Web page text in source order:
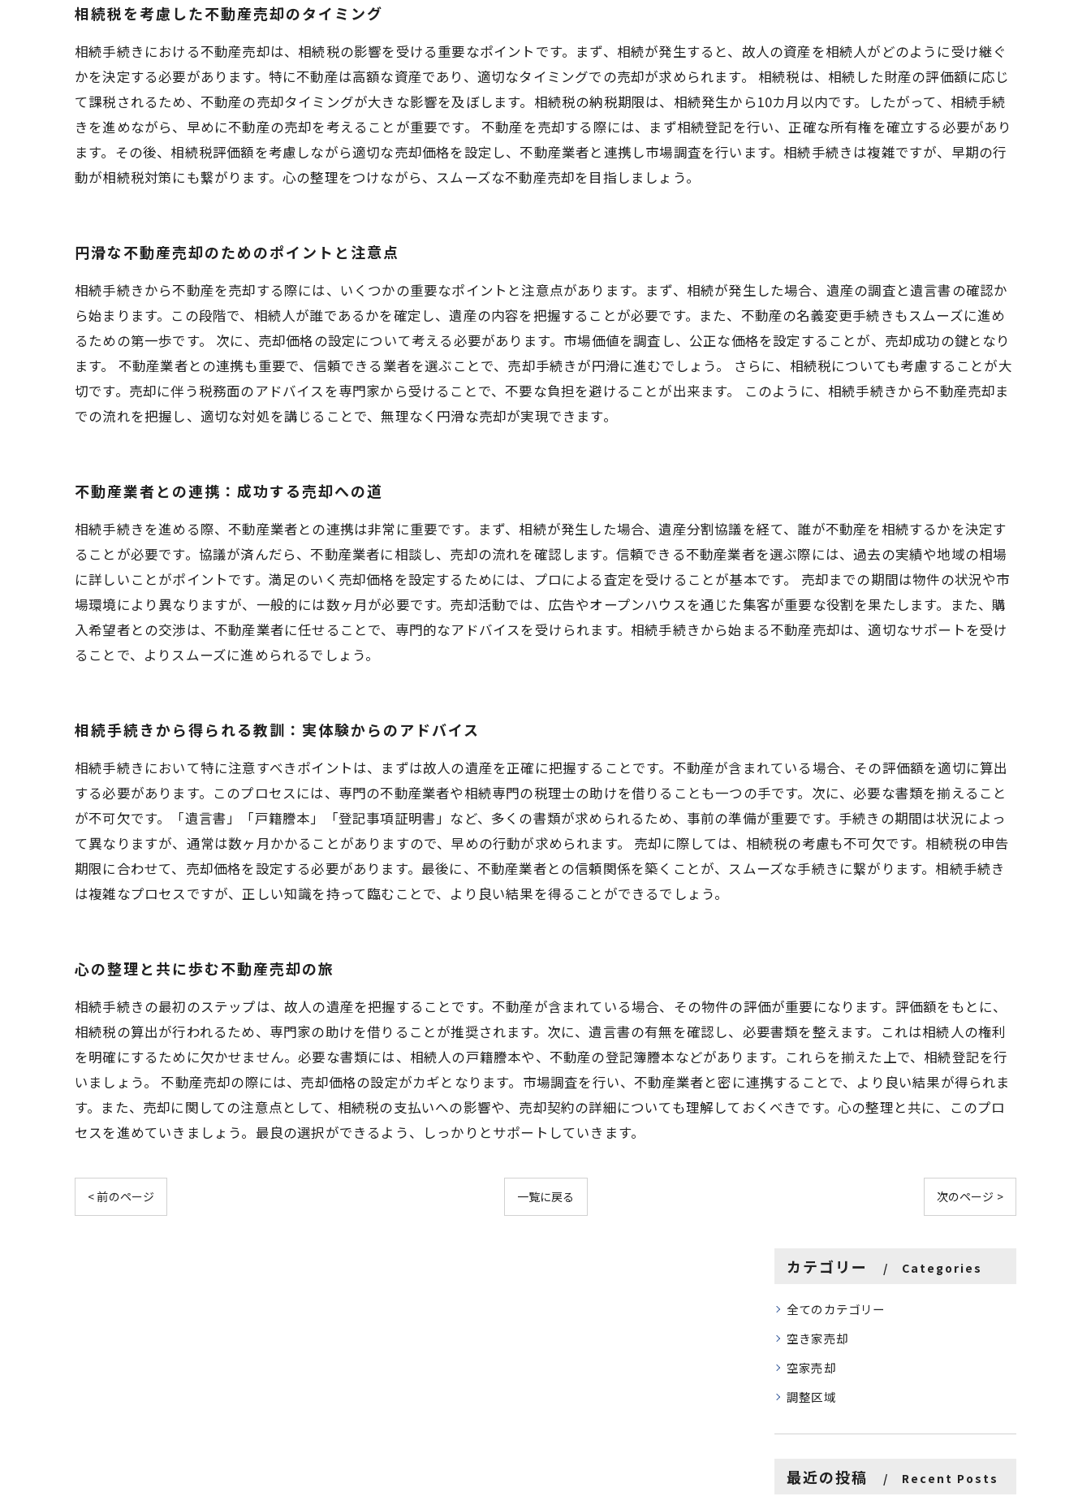
相続税を考慮した不動産売却のタイミング
相続手続きにおける不動産売却は、相続税の影響を受ける重要なポイントです。まず、相続が発生すると、故人の資産を相続人がどのように受け継ぐ
かを決定する必要があります。特に不動産は高額な資産であり、適切なタイミングでの売却が求められます。 相続税は、相続した財産の評価額に応じ
て課税されるため、不動産の売却タイミングが大きな影響を及ぼします。相続税の納税期限は、相続発生から10カ月以内です。したがって、相続手続
きを進めながら、早めに不動産の売却を考えることが重要です。 不動産を売却する際には、まず相続登記を行い、正確な所有権を確立する必要があり
ます。その後、相続税評価額を考慮しながら適切な売却価格を設定し、不動産業者と連携し市場調査を行います。相続手続きは複雑ですが、早期の行
動が相続税対策にも繋がります。心の整理をつけながら、スムーズな不動産売却を目指しましょう。
円滑な不動産売却のためのポイントと注意点
相続手続きから不動産を売却する際には、いくつかの重要なポイントと注意点があります。まず、相続が発生した場合、遺産の調査と遺言書の確認か
ら始まります。この段階で、相続人が誰であるかを確定し、遺産の内容を把握することが必要です。また、不動産の名義変更手続きもスムーズに進め
るための第一歩です。 次に、売却価格の設定について考える必要があります。市場価値を調査し、公正な価格を設定することが、売却成功の鍵となり
ます。 不動産業者との連携も重要で、信頼できる業者を選ぶことで、売却手続きが円滑に進むでしょう。 さらに、相続税についても考慮することが大
切です。売却に伴う税務面のアドバイスを専門家から受けることで、不要な負担を避けることが出来ます。 このように、相続手続きから不動産売却ま
での流れを把握し、適切な対処を講じることで、無理なく円滑な売却が実現できます。
不動産業者との連携：成功する売却への道
相続手続きを進める際、不動産業者との連携は非常に重要です。まず、相続が発生した場合、遺産分割協議を経て、誰が不動産を相続するかを決定す
ることが必要です。協議が済んだら、不動産業者に相談し、売却の流れを確認します。信頼できる不動産業者を選ぶ際には、過去の実績や地域の相場
に詳しいことがポイントです。満足のいく売却価格を設定するためには、プロによる査定を受けることが基本です。 売却までの期間は物件の状況や市
場環境により異なりますが、一般的には数ヶ月が必要です。売却活動では、広告やオープンハウスを通じた集客が重要な役割を果たします。また、購
入希望者との交渉は、不動産業者に任せることで、専門的なアドバイスを受けられます。相続手続きから始まる不動産売却は、適切なサポートを受け
ることで、よりスムーズに進められるでしょう。
相続手続きから得られる教訓：実体験からのアドバイス
相続手続きにおいて特に注意すべきポイントは、まずは故人の遺産を正確に把握することです。不動産が含まれている場合、その評価額を適切に算出
する必要があります。このプロセスには、専門の不動産業者や相続専門の税理士の助けを借りることも一つの手です。次に、必要な書類を揃えること
が不可欠です。「遺言書」「戸籍謄本」「登記事項証明書」など、多くの書類が求められるため、事前の準備が重要です。手続きの期間は状況によっ
て異なりますが、通常は数ヶ月かかることがありますので、早めの行動が求められます。 売却に際しては、相続税の考慮も不可欠です。相続税の申告
期限に合わせて、売却価格を設定する必要があります。最後に、不動産業者との信頼関係を築くことが、スムーズな手続きに繋がります。相続手続き
は複雑なプロセスですが、正しい知識を持って臨むことで、より良い結果を得ることができるでしょう。
心の整理と共に歩む不動産売却の旅
相続手続きの最初のステップは、故人の遺産を把握することです。不動産が含まれている場合、その物件の評価が重要になります。評価額をもとに、
相続税の算出が行われるため、専門家の助けを借りることが推奨されます。次に、遺言書の有無を確認し、必要書類を整えます。これは相続人の権利
を明確にするために欠かせません。必要な書類には、相続人の戸籍謄本や、不動産の登記簿謄本などがあります。これらを揃えた上で、相続登記を行
いましょう。 不動産売却の際には、売却価格の設定がカギとなります。市場調査を行い、不動産業者と密に連携することで、より良い結果が得られま
す。また、売却に関しての注意点として、相続税の支払いへの影響や、売却契約の詳細についても理解しておくべきです。心の整理と共に、このプロ
セスを進めていきましょう。最良の選択ができるよう、しっかりとサポートしていきます。
< 前のページ 一覧に戻る 次のページ >
カテゴリー Categories
全てのカテゴリー
空き家売却
空家売却
調整区域
最近の投稿 Recent Posts